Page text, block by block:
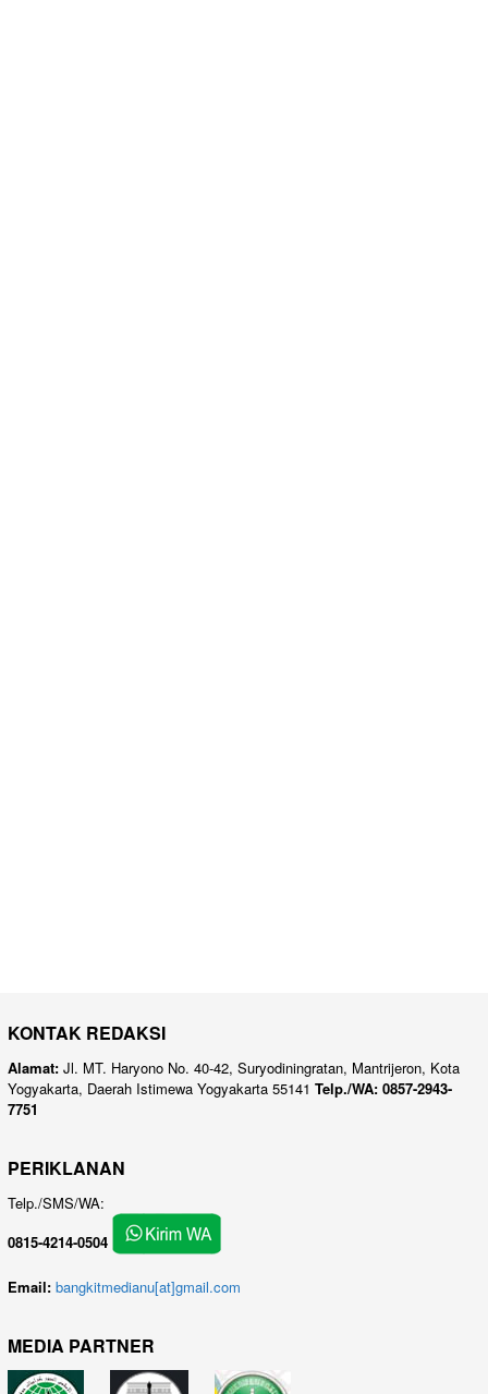
KONTAK REDAKSI
Alamat: Jl. MT. Haryono No. 40-42, Suryodiningratan, Mantrijeron, Kota
Yogyakarta, Daerah Istimewa Yogyakarta 55141 Telp./WA: 0857-2943-
7751
PERIKLANAN
Telp./SMS/WA:
0815-4214-0504
Email: bangkitmedianu[at]gmail.com
MEDIA PARTNER